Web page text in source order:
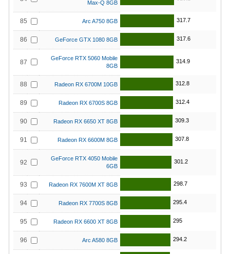
Max-Q 8GB
85 Arc A750 8GB 317.7
86 GeForce GTX 1080 8GB 317.6
87
GeForce RTX 5060 Mobile
8GB
314.9
88 Radeon RX 6700M 10GB 312.8
89 Radeon RX 6700S 8GB 312.4
90 Radeon RX 6650 XT 8GB 309.3
91 Radeon RX 6600M 8GB 307.8
92
GeForce RTX 4050 Mobile
6GB
301.2
93 Radeon RX 7600M XT 8GB 298.7
94 Radeon RX 7700S 8GB 295.4
95 Radeon RX 6600 XT 8GB 295
96 Arc A580 8GB 294.2